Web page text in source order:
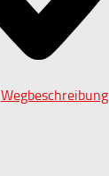
Wegbeschreibung